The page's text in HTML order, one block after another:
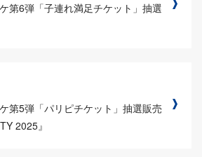
第6弾「子連れ満足チケット」抽選
第5弾「パリピチケット」抽選販売
2025』